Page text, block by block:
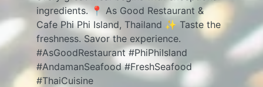
ingredients. 📍 As Good Restaurant &
Cafe Phi Phi Island, Thailand ✨ Taste the
freshness. Savor the experience.
#AsGoodRestaurant #PhiPhiIsland
#AndamanSeafood #FreshSeafood
#ThaiCuisine